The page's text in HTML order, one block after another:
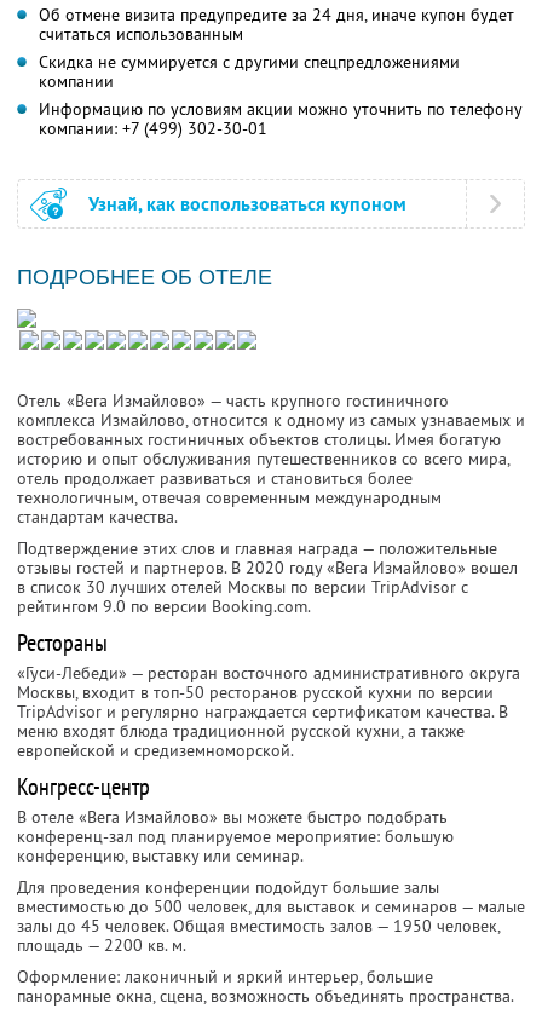
Об отмене визита предупредите за 24 дня, иначе купон будет
считаться использованным
Скидка не суммируется с другими спецпредложениями
компании
Информацию по условиям акции можно уточнить по телефону
компании: +7 (499) 302-30-01
Узнай, как воспользоваться купоном
ПОДРОБНЕЕ ОБ ОТЕЛЕ
Отель «Вега Измайлово» — часть крупного гостиничного
комплекса Измайлово, относится к одному из самых узнаваемых и
востребованных гостиничных объектов столицы. Имея богатую
историю и опыт обслуживания путешественников со всего мира,
отель продолжает развиваться и становиться более
технологичным, отвечая современным международным
стандартам качества.
Подтверждение этих слов и главная награда — положительные
отзывы гостей и партнеров. В 2020 году «Вега Измайлово» вошел
в список 30 лучших отелей Москвы по версии TripAdvisor с
рейтингом 9.0 по версии Booking.com.
Рестораны
«Гуси-Лебеди» — ресторан восточного административного округа
Москвы, входит в топ-50 ресторанов русской кухни по версии
TripAdvisor и регулярно награждается сертификатом качества. В
меню входят блюда традиционной русской кухни, а также
европейской и средиземноморской.
Конгресс-центр
В отеле «Вега Измайлово» вы можете быстро подобрать
конференц-зал под планируемое мероприятие: большую
конференцию, выставку или семинар.
Для проведения конференции подойдут большие залы
вместимостью до 500 человек, для выставок и семинаров — малые
залы до 45 человек. Общая вместимость залов — 1950 человек,
площадь — 2200 кв. м.
Оформление: лаконичный и яркий интерьер, большие
панорамные окна, сцена, возможность объединять пространства.